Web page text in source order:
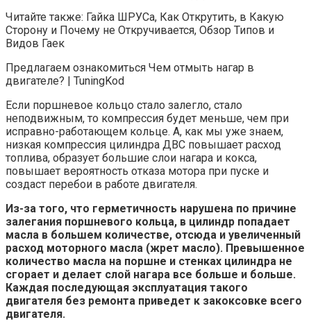
Читайте также: Гайка ШРУСа, Как Открутить, в Какую
Сторону и Почему не Откручивается, Обзор Типов и
Видов Гаек
Предлагаем ознакомиться Чем отмыть нагар в
двигателе? | TuningKod
Если поршневое кольцо стало залегло, стало
неподвижным, то компрессия будет меньше, чем при
исправно-работающем кольце. А, как мы уже знаем,
низкая компрессия цилиндра ДВС повышает расход
топлива, образует большие слои нагара и кокса,
повышает вероятность отказа мотора при пуске и
создаст перебои в работе двигателя.
Из-за того, что герметичность нарушена по причине
залегания поршневого кольца, в цилиндр попадает
масла в большем количестве, отсюда и увеличенный
расход моторного масла (жрет масло). Превышенное
количество масла на поршне и стенках цилиндра не
сгорает и делает слой нагара все больше и больше.
Каждая последующая эксплуатация такого
двигателя без ремонта приведет к закоксовке всего
двигателя.